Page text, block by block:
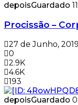
depoisGuardado
Procissão –
27 de Junho, 2019
0
2.9K
4.6K
193
depoisGuardado